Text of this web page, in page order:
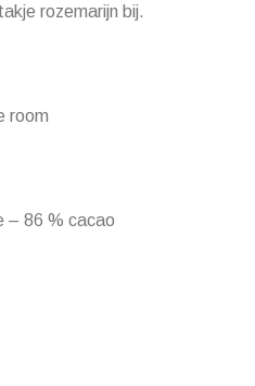
rozemarijn bij.
room
– 86 % cacao